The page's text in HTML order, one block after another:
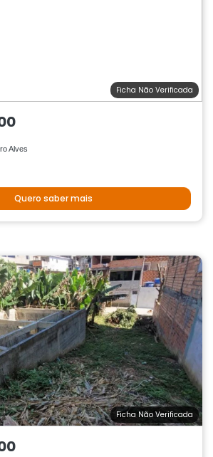
Ficha Não Verificada
Alves
Quero saber mais
Ficha Não Verificada